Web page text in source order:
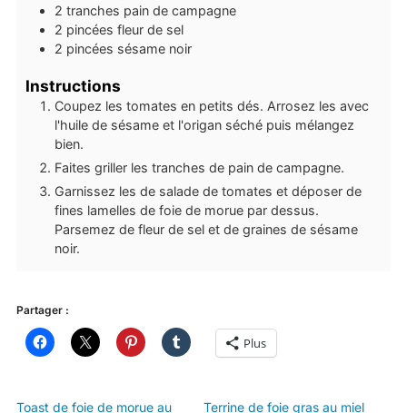
2 tranches pain de campagne
2 pincées fleur de sel
2 pincées sésame noir
Instructions
Coupez les tomates en petits dés. Arrosez les avec
l'huile de sésame et l'origan séché puis mélangez
bien.
Faites griller les tranches de pain de campagne.
Garnissez les de salade de tomates et déposer de
fines lamelles de foie de morue par dessus.
Parsemez de fleur de sel et de graines de sésame
noir.
Partager :
Plus
Toast de foie de morue au Terrine de foie gras au miel